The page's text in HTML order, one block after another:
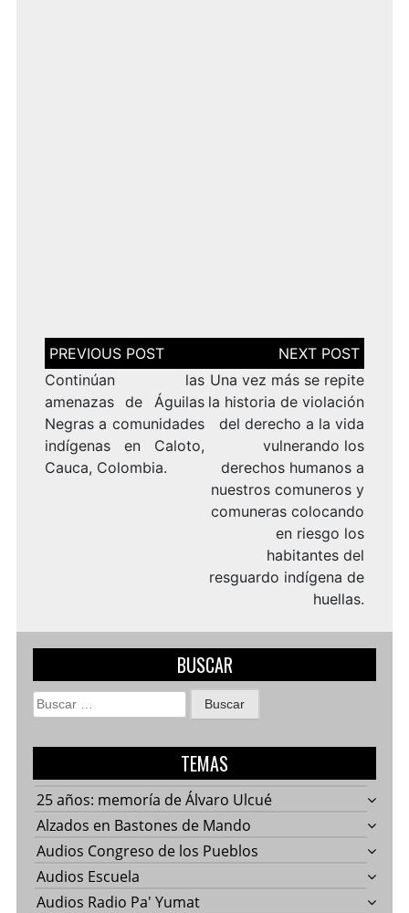
Navegación
de
entradas
Continúan las
amenazas de Águilas
Negras a comunidades
indígenas en Caloto,
Cauca, Colombia.
Una vez más se repite
la historia de violación
del derecho a la vida
vulnerando los
derechos humanos a
nuestros comuneros y
comuneras colocando
en riesgo los
habitantes del
resguardo indígena de
huellas.
BUSCAR
Buscar:
TEMAS
25 años: memoría de Álvaro Ulcué
Alzados en Bastones de Mando
Audios Congreso de los Pueblos
Audios Escuela
Audios Radio Pa' Yumat